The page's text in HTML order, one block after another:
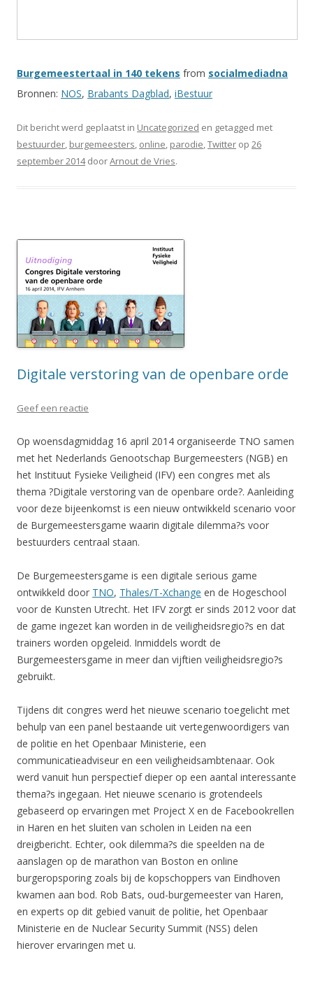
Burgemeestertaal in 140 tekens from socialmediadna
Bronnen: NOS, Brabants Dagblad, iBestuur
Dit bericht werd geplaatst in Uncategorized en getagged met
bestuurder, burgemeesters, online, parodie,Twitter op 26
september 2014doorArnout de Vries.
Digitale verstoring van de openbare orde
Geef een reactie
Op woensdagmiddag 16 april 2014 organiseerde TNO samen
met het Nederlands Genootschap Burgemeesters (NGB) en
het Instituut Fysieke Veiligheid (IFV) een congres met als
thema ?Digitale verstoring van de openbare orde?. Aanleiding
voor deze bijeenkomst is een nieuw ontwikkeld scenario voor
de Burgemeestersgame waarin digitale dilemma?s voor
bestuurders centraal staan.
De Burgemeestersgame is een digitale serious game
ontwikkeld door TNO, Thales/T-Xchange en de Hogeschool
voor de Kunsten Utrecht. Het IFV zorgt er sinds 2012 voor dat
de game ingezet kan worden in de veiligheidsregio?s en dat
trainers worden opgeleid. Inmiddels wordt de
Burgemeestersgame in meer dan vijftien veiligheidsregio?s
gebruikt.
Tijdens dit congres werd het nieuwe scenario toegelicht met
behulp van een panel bestaande uit vertegenwoordigers van
de politie en het Openbaar Ministerie, een
communicatieadviseur en een veiligheidsambtenaar. Ook
werd vanuit hun perspectief dieper op een aantal interessante
thema?s ingegaan. Het nieuwe scenario is grotendeels
gebaseerd op ervaringen met Project X en de Facebookrellen
in Haren en het sluiten van scholen in Leiden na een
dreigbericht. Echter, ook dilemma?s die speelden na de
aanslagen op de marathon van Boston en online
burgeropsporing zoals bij de kopschoppers van Eindhoven
kwamen aan bod. Rob Bats, oud-burgemeester van Haren,
en experts op dit gebied vanuit de politie, het Openbaar
Ministerie en de Nuclear Security Summit (NSS) delen
hierover ervaringen met u.